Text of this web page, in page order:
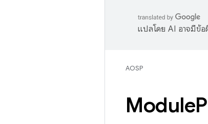
แปลโดย AI อาจมีข้อ
AOSP
Module